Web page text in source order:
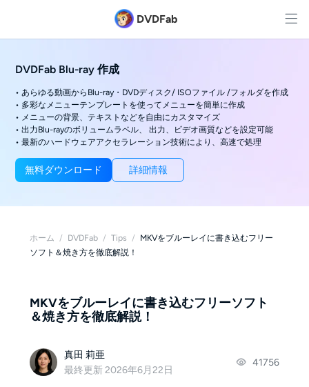
DVDFab
DVDFab Blu-ray 作成
• あらゆる動画からBlu-ray・DVDディスク/ ISOファイル /フォルダを作成
• 多彩なメニューテンプレートを使ってメニューを簡単に作成
• メニューの背景、テキストなどを自由にカスタマイズ
• 出力Blu-rayのボリュームラベル、 出力、ビデオ画質などを設定可能
• 最新のハードウェアアクセラレーション技術により、高速で処理
無料ダウンロード 詳細情報
ホーム / DVDFab / Tips / MKVをブルーレイに書き込むフリー
ソフト＆焼き方を徹底解説！
MKVをブルーレイに書き込むフリーソフト
＆焼き方を徹底解説！
真田 莉亜
最終更新 2026年6月22日
41756